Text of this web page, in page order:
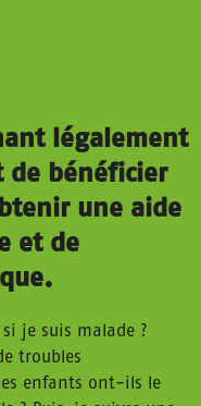
légalement
de bénéficier
une aide
et de
je suis malade ?
troubles
enfants ont-ils le